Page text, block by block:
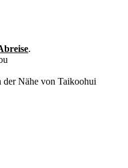
.
der Nähe von Taikoohui